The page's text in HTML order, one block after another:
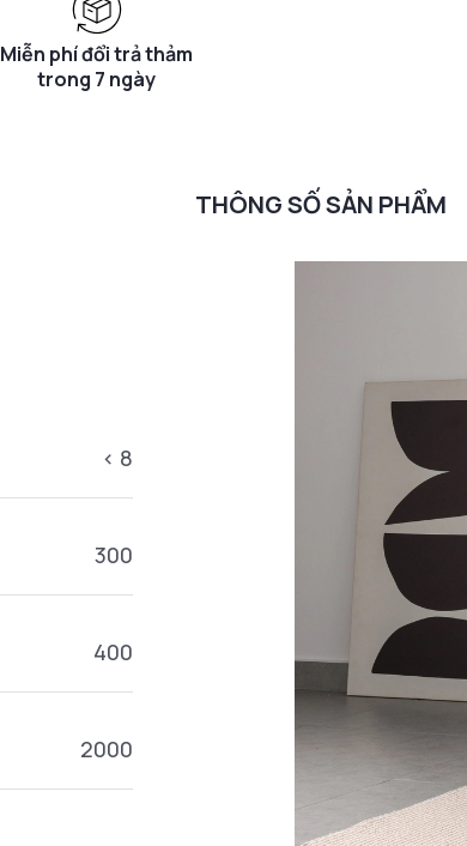
Miễn phí đổi trả thảm
trong 7 ngày
THÔNG SỐ SẢN PHẨM
< 8
300
400
2000